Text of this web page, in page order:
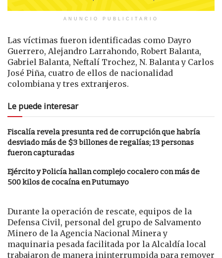
ANUNCIO PUBLICITARIO
Las víctimas fueron identificadas como Dayro
Guerrero, Alejandro Larrahondo, Robert Balanta,
Gabriel Balanta, Neftalí Trochez, N. Balanta y Carlos
José Piña, cuatro de ellos de nacionalidad
colombiana y tres extranjeros.
Le puede interesar
Fiscalía revela presunta red de corrupción que habría
desviado más de $3 billones de regalías; 13 personas
fueron capturadas
Ejército y Policía hallan complejo cocalero con más de
500 kilos de cocaína en Putumayo
Durante la operación de rescate, equipos de la
Defensa Civil, personal del grupo de Salvamento
Minero de la Agencia Nacional Minera y
maquinaria pesada facilitada por la Alcaldía local
trabajaron de manera ininterrumpida para remover